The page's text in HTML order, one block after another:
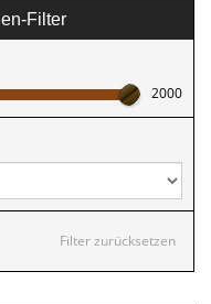
Filter
2000
Filter zurücksetzen